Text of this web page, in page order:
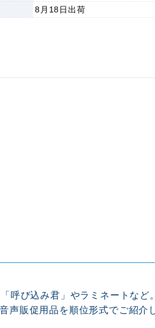
8月18日出荷
呼び込み君」やラミネートなど。
販促用品を順位形式でご紹